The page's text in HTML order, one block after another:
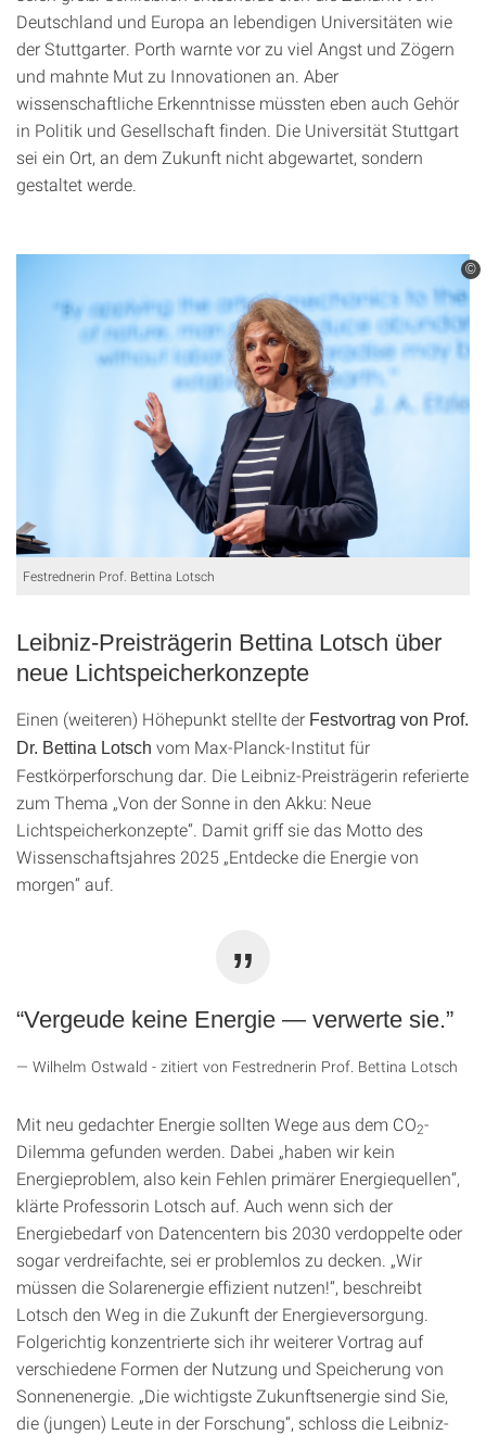
Deutschland und Europa an lebendigen Universitäten wie
der Stuttgarter. Porth warnte vor zu viel Angst und Zögern
und mahnte Mut zu Innovationen an. Aber
wissenschaftliche Erkenntnisse müssten eben auch Gehör
in Politik und Gesellschaft finden. Die Universität Stuttgart
sei ein Ort, an dem Zukunft nicht abgewartet, sondern
gestaltet werde.
©
Festrednerin Prof. Bettina Lotsch
Leibniz-Preisträgerin Bettina Lotsch über
neue Lichtspeicherkonzepte
Einen (weiteren) Höhepunkt stellte der Festvortrag von Prof.
Dr. Bettina Lotsch vom Max-Planck-Institut für
Festkörperforschung dar. Die Leibniz-Preisträgerin referierte
zum Thema „Von der Sonne in den Akku: Neue
Lichtspeicherkonzepte“. Damit griff sie das Motto des
Wissenschaftsjahres 2025 „Entdecke die Energie von
morgen“ auf.
“Vergeude keine Energie — verwerte sie.”
Wilhelm Ostwald - zitiert von Festrednerin Prof. Bettina Lotsch
Mit neu gedachter Energie sollten Wege aus dem CO2-
Dilemma gefunden werden. Dabei „haben wir kein
Energieproblem, also kein Fehlen primärer Energiequellen“,
klärte Professorin Lotsch auf. Auch wenn sich der
Energiebedarf von Datencentern bis 2030 verdoppelte oder
sogar verdreifachte, sei er problemlos zu decken. „Wir
müssen die Solarenergie effizient nutzen!“, beschreibt
Lotsch den Weg in die Zukunft der Energieversorgung.
Folgerichtig konzentrierte sich ihr weiterer Vortrag auf
verschiedene Formen der Nutzung und Speicherung von
Sonnenenergie. „Die wichtigste Zukunftsenergie sind Sie,
die (jungen) Leute in der Forschung“, schloss die Leibniz-